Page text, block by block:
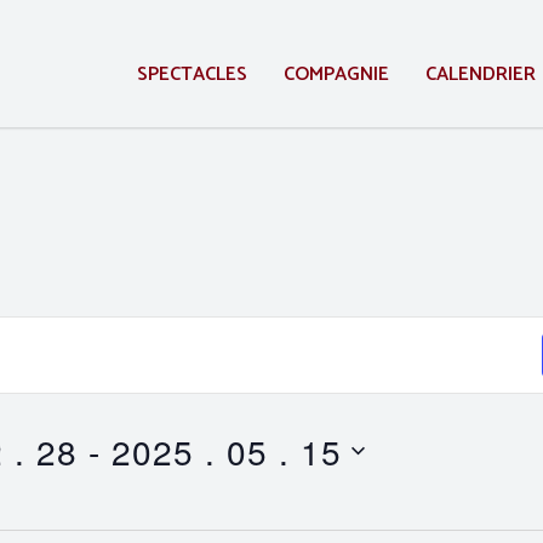
SPECTACLES COMPAGNIE CALENDRIER
. 28 - 2025 . 05 . 15